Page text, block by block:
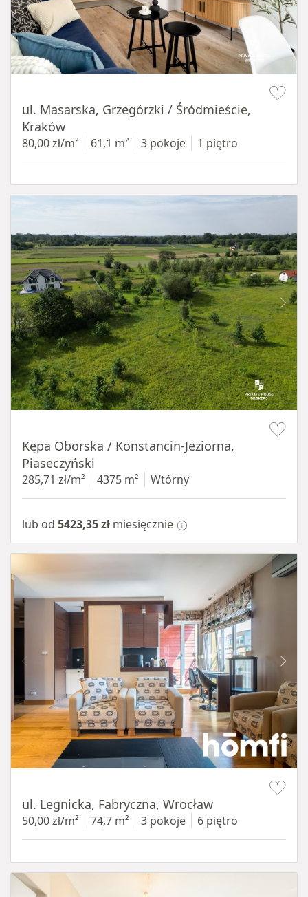
ul. Masarska, Grzegórzki / Śródmieście,
Kraków
80,00 zł/m² 61,1 m² 3 pokoje 1 piętro
Kępa Oborska / Konstancin-Jeziorna,
Piaseczyński
285,71 zł/m² 4375 m² Wtórny
lub od 5423,35 zł miesięcznie
ul. Legnicka, Fabryczna, Wrocław
50,00 zł/m² 74,7 m² 3 pokoje 6 piętro